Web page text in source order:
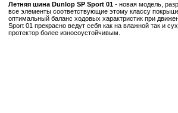
Летняя шина Dunlop SP Sport 01- новая модель,
все элементы соответствующие этому классу
оптимальный баланс ходовых характристик при
Sport 01 прекрасно ведут себя как на влажной так и
протектор более износоустойчивым.